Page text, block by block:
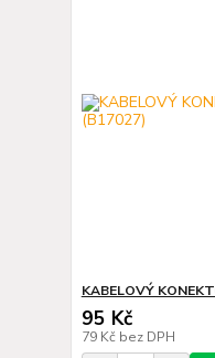
KABELOVÝ
95 Kč
79 Kč bez DPH